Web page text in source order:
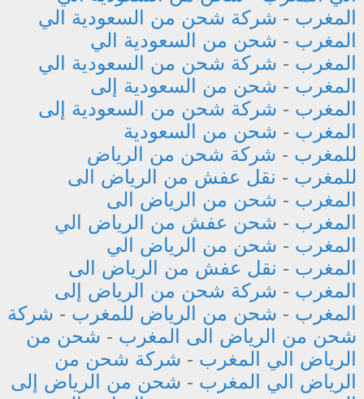
المغرب - شركة شحن من السعودية الي
المغرب - شحن من السعودية الي
المغرب - شركة شحن من السعودية الي
المغرب - شحن من السعودية إلى
المغرب - شركة شحن من السعودية إلى
المغرب - شحن من السعودية
للمغرب - شركة شحن من الرياض
للمغرب - نقل عفش من الرياض الى
المغرب - شحن من الرياض الى
المغرب - شحن عفش من الرياض الي
المغرب - شحن من الرياض الي
المغرب - نقل عفش من الرياض الى
المغرب - شركة شحن من الرياض إلى
المغرب - شحن من الرياض للمغرب - شركة
شحن من الرياض الى المغرب - شحن من
الرياض الي المغرب - شركة شحن من
الرياض الي المغرب - شحن من الرياض إلى